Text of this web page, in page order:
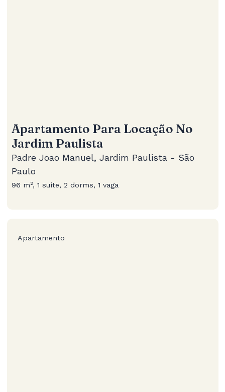
Apartamento Para Locação No
Jardim Paulista
Padre Joao Manuel, Jardim Paulista - São
Paulo
96 m², 1 suíte, 2 dorms, 1 vaga
Apartamento